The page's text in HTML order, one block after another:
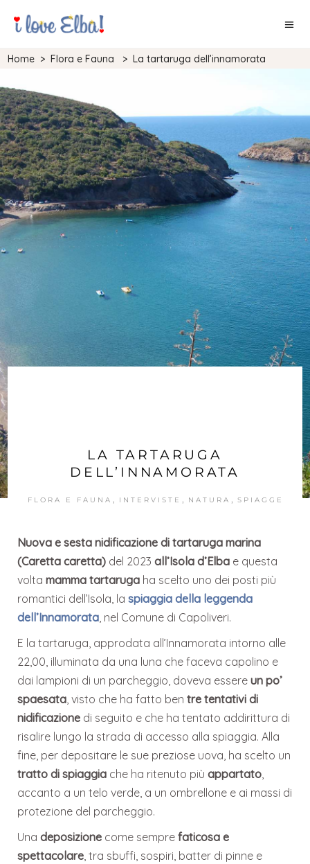
Home >Flora e Fauna >La tartaruga dell’innamorata
LA TARTARUGA
DELL’INNAMORATA
FLORA E FAUNA , INTERVISTE , NATURA , SPIAGGE
Nuova e sesta nidificazione di tartaruga marina
(Caretta caretta) del 2023all’Isola d’Elba e questa
voltamamma tartaruga ha scelto uno dei posti più
romantici dell’Isola, laspiaggia della leggenda
dell’Innamorata, nel Comune di Capoliveri.
E la tartaruga, approdata all’Innamorata intorno alle
22,00, illuminata da una luna che faceva capolino e
dai lampioni di un parcheggio, doveva essereun po’
spaesata, visto che ha fatto bentre tentativi di
nidificazione di seguito e che ha tentato addirittura di
risalire lungo la strada di accesso alla spiaggia. Alla
fine, per depositare le sue preziose uova, ha scelto un
tratto di spiaggia che ha ritenuto piùappartato,
accanto a un telo verde, a un ombrellone e ai massi di
protezione del parcheggio.
Unadeposizione come semprefaticosa e
spettacolare, tra sbuffi, sospiri, batter di pinne e